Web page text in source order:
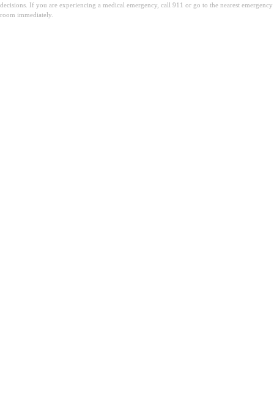
decisions. If you are experiencing a medical emergency, call 911 or go to the nearest emergency
room immediately.